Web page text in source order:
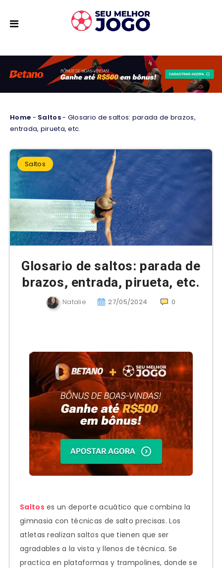
Home - Saltos- Glosario de saltos: parada de brazos,
entrada, pirueta, etc.
Saltos
Glosario de saltos: parada de
brazos, entrada, pirueta, etc.
Natalie 27/05/2024 0
Saltos es un deporte acuático que combina la
gimnasia con técnicas de salto precisas. Los
atletas realizan saltos que tienen que ser
agradables a la vista y llenos de técnica. Se
practica en plataformas y trampolines, donde se